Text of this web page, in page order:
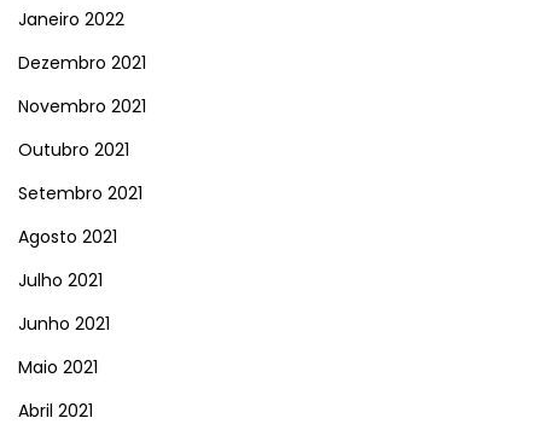
Janeiro 2022
Dezembro 2021
Novembro 2021
Outubro 2021
Setembro 2021
Agosto 2021
Julho 2021
Junho 2021
Maio 2021
Abril 2021